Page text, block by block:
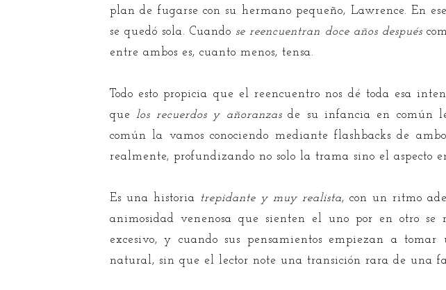
plan de fugarse con su hermano pequeño, Lawrence. En
se quedó sola. Cuando se reencuentran doce años después
entre ambos es, cuanto menos, tensa.
Todo esto propicia que el reencuentro nos dé toda esa
que los recuerdos y añoranzasde su infancia en común
común la vamos conociendo mediante flashbacks de
realmente, profundizando no solo la trama sino el aspecto
Es una historia trepidante y muy realista, con un ritmo
animosidad venenosa que sienten el uno por en otro
excesivo, y cuando sus pensamientos empiezan a tomar
natural, sin que el lector note una transición rara de una